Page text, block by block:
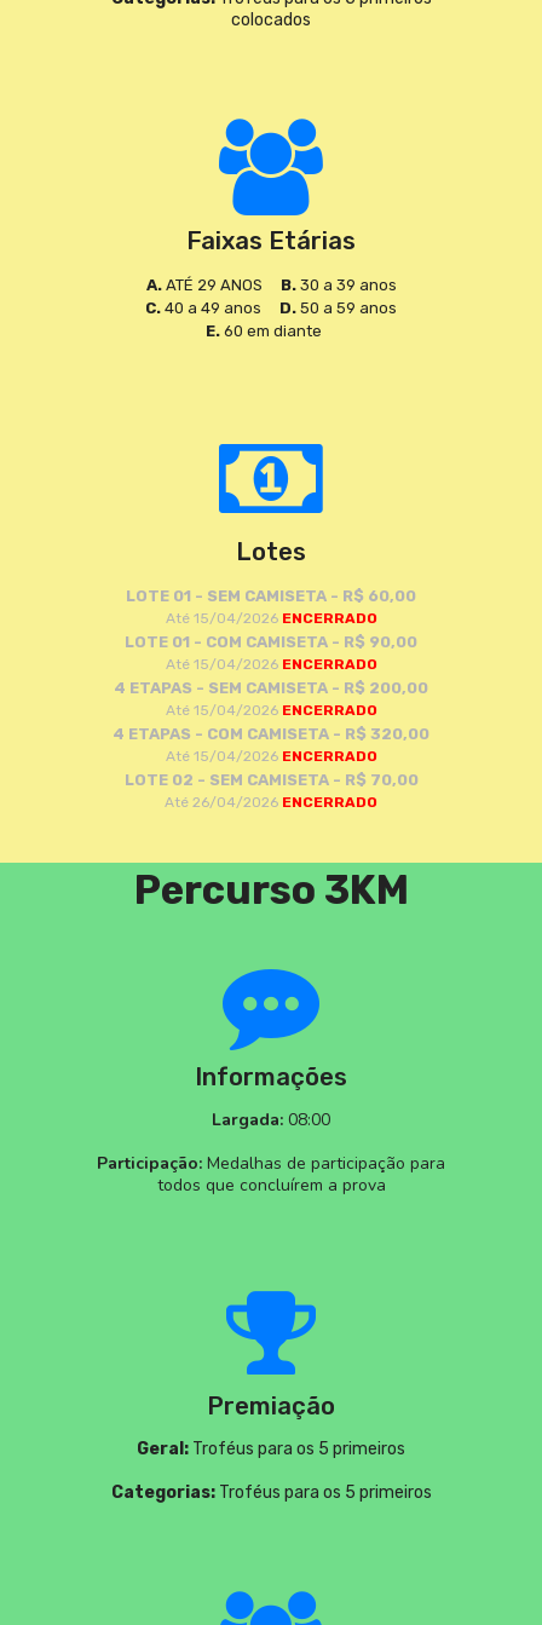
colocados
Faixas Etárias
A.ATÉ 29 ANOS B.30 a 39 anos
C. 40 a 49 anos D. 50 a 59 anos
E. 60 em diante
Lotes
LOTE 01 - SEM CAMISETA - R$ 60,00
Até 15/04/2026ENCERRADO
LOTE 01 - COM CAMISETA - R$ 90,00
Até 15/04/2026ENCERRADO
4 ETAPAS - SEM CAMISETA - R$ 200,00
Até 15/04/2026ENCERRADO
4 ETAPAS - COM CAMISETA - R$ 320,00
Até 15/04/2026ENCERRADO
LOTE 02 - SEM CAMISETA - R$ 70,00
Até 26/04/2026 ENCERRADO
Percurso 3KM
Informações
Largada: 08:00
Participação: Medalhas de participação para
todos que concluírem a prova
Premiação
Geral: Troféus para os 5 primeiros
Categorias: Troféus para os 5 primeiros